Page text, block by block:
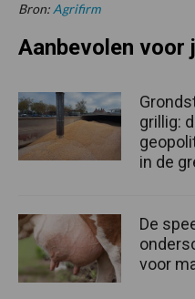
Bron: Agrifirm
Aanbevolen voor
grillig:
in de
De
voor